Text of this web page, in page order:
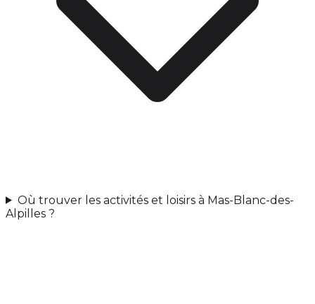
Où trouver les activités et loisirs à Mas-Blanc-des-
Alpilles ?